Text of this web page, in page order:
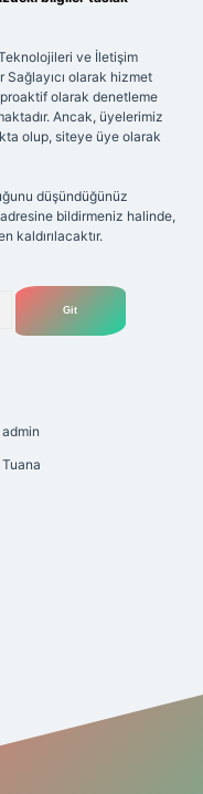
ve İletişim
Sağlayıcı olarak hizmet
olarak denetleme
Ancak, üyelerimiz
olup, siteye üye olarak
düşündüğünüz
adresine bildirmeniz halinde,
kaldırılacaktır.
admin
Tuana